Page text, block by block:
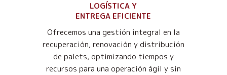
LOGÍSTICA Y
ENTREGA EFICIENTE
Ofrecemos una gestión integral en la
recuperación, renovación y distribución
de palets, optimizando tiempos y
recursos para una operación ágil y sin